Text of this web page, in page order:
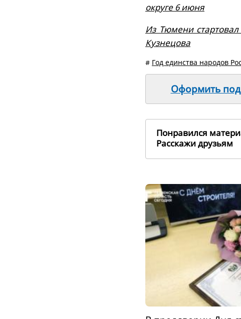
округе 6 июня
Из Тюмени
Кузнецова
# Год единства народов
Оформить
Понравился
Расскажи друзьям